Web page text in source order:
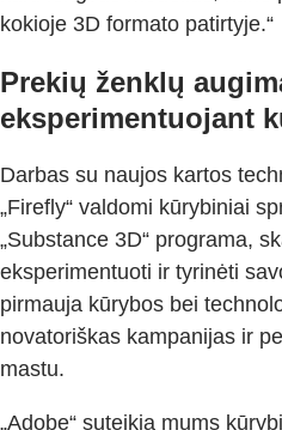
kokioje 3D formato patirtyje.“
Prekių ženklų
eksperimentuojant
Darbas su naujos kartos
„Firefly“ valdomi kūrybiniai
„Substance 3D“ programa,
eksperimentuoti ir tyrinėti
pirmauja kūrybos bei
novatoriškas kampanijas ir
mastu.
„Adobe“ suteikia mums